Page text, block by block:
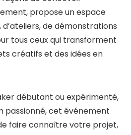
propose un espace
de démonstrations
tous ceux qui transforment
créatifs et des idées en
débutant ou expérimenté,
passionné, cet événement
faire connaître votre projet,